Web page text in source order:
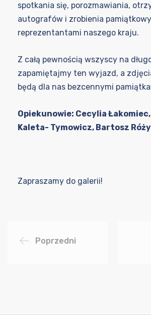
spotkania się, porozmawiania,
autografów i zrobienia
reprezentantami naszego kraju.
Z całą pewnością wszyscy na
zapamiętajmy ten wyjazd, a
będą dla nas bezcennymi
Opiekunowie: Cecylia
Kaleta- Tymowicz, Bartosz
Zapraszamy do galerii!
Poprzedni